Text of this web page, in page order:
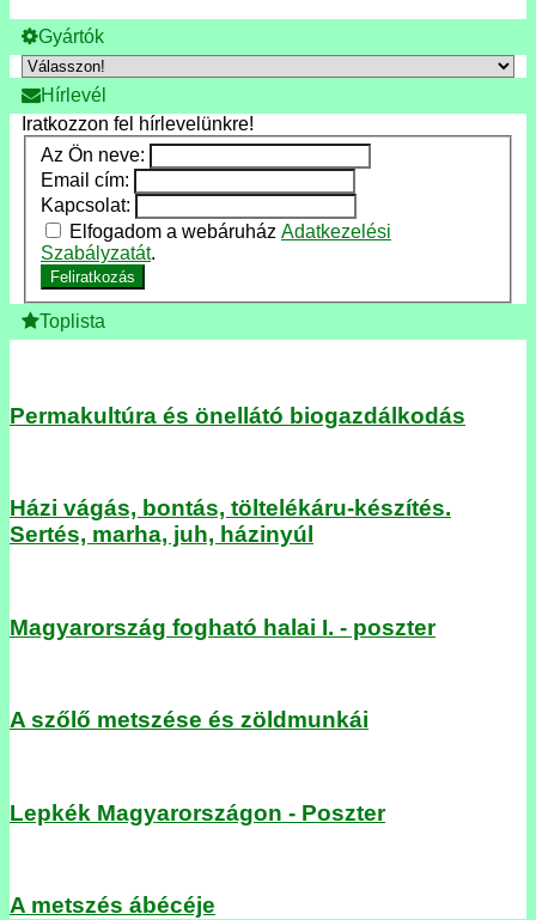
Gyártók
Hírlevél
Iratkozzon fel hírlevelünkre!
Az Ön neve:
Email cím:
Kapcsolat:
Elfogadom a webáruház Adatkezelési
Szabályzatát.
Feliratkozás
Toplista
Permakultúra és önellátó biogazdálkodás
Házi vágás, bontás, töltelékáru-készítés.
Sertés, marha, juh, házinyúl
Magyarország fogható halai I. - poszter
A szőlő metszése és zöldmunkái
Lepkék Magyarországon - Poszter
A metszés ábécéje